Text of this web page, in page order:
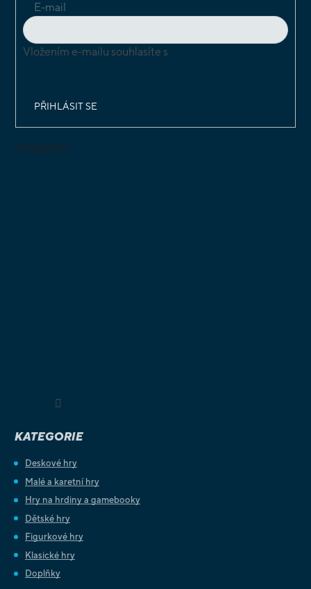
E-mail
Vložením e-mailu souhlasíte s
PŘIHLÁSIT SE
Instagram
KATEGORIE
Deskové hry
Malé a karetní hry
Hry na hrdiny a gamebooky
Dětské hry
Figurkové hry
Klasické hry
Doplňky